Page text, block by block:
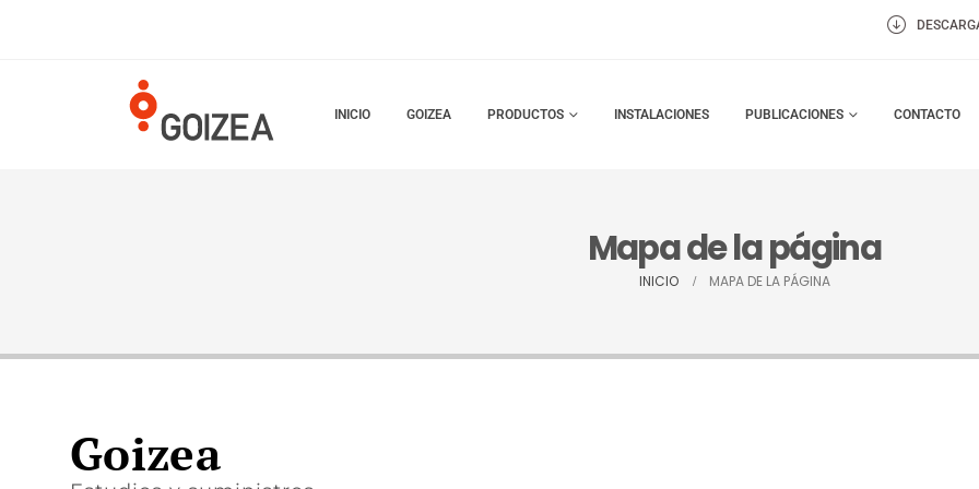
INICIO GOIZEA PRODUCTOS INSTALACIONES PUBLICACIONES CONTACTO
Mapa de la página
INICIO MAPA DE LA PÁGINA
Goizea